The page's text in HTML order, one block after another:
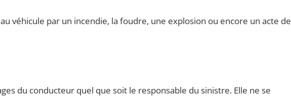
véhicule par un incendie, la foudre, une explosion ou encore un acte de
du conducteur quel que soit le responsable du sinistre. Elle ne se